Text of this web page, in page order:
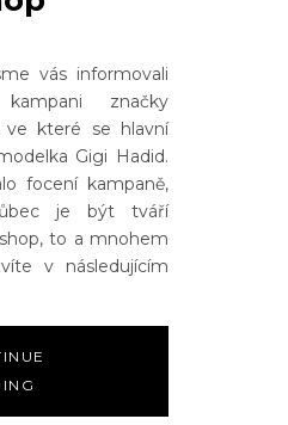
vás informovali
značky
ve které se hlavní
Gigi Hadid.
focení kampaně,
je být tváří
to a mnohem
v následujícím